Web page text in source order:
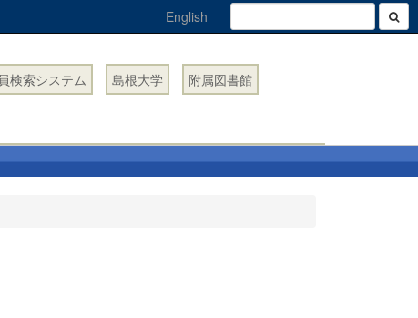
English
検索システム 島根大学 附属図書館